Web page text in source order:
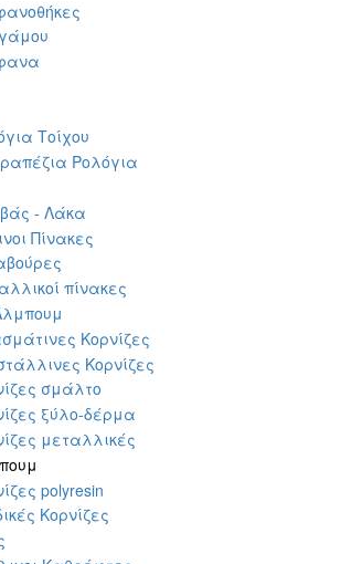
Τοίχου
Ρολόγια
- Λάκα
Πίνακες
πίνακες
Κορνίζες
Κορνίζες
σμάλτο
ξύλο-δέρμα
μεταλλικές
polyresin
Κορνίζες